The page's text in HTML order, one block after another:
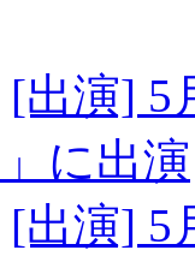
[出演] 5
に出演
[出演] 5